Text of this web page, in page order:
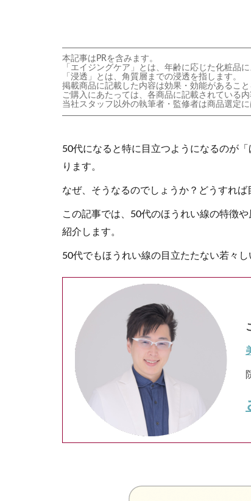
本記事はPRを含みます。
「エイジングケア」とは、年齢に応じた化粧品
「浸透」とは、角質層までの浸透を指します。
掲載商品に記載した内容は効果・効能があるこ
ご購入にあたっては、各商品に記載されている
当社スタッフ以外の執筆者・監修者は商品選定に
50代になると特に目立つようになるのが
ります。
なぜ、そうなるのでしょうか？どうすれ
この記事では、50代のほうれい線の特徴
紹介します。
50代でもほうれい線の目立たたない若々